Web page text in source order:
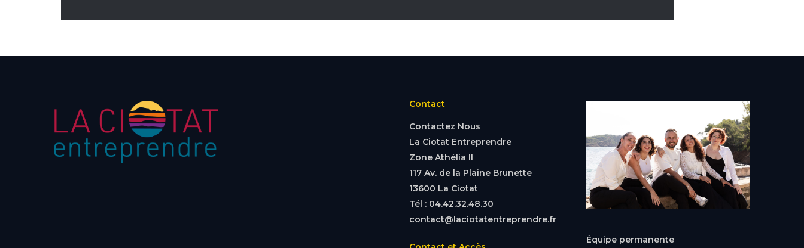
Contact
Contactez Nous
La Ciotat Entreprendre
Zone Athélia II
117 Av. de la Plaine Brunette
13600 La Ciotat
Tél : 04.42.32.48.30
contact@laciotatentreprendre.fr
Équipe permanente